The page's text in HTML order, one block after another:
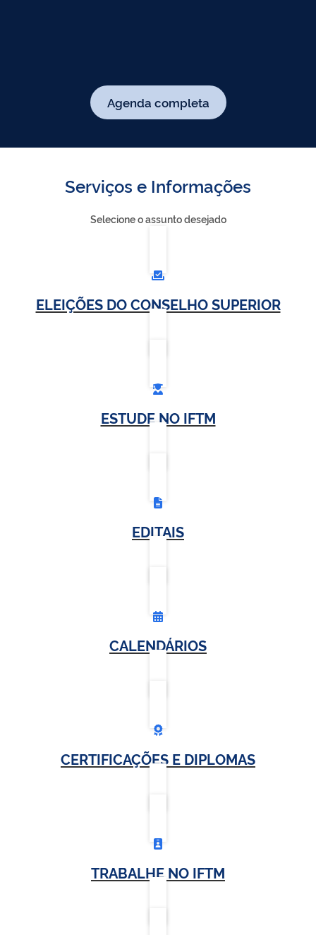
Agenda completa
Serviços e Informações
Selecione o assunto desejado
ELEIÇÕES DO CONSELHO SUPERIOR
ESTUDE NO IFTM
EDITAIS
CALENDÁRIOS
CERTIFICAÇÕES E DIPLOMAS
TRABALHE NO IFTM